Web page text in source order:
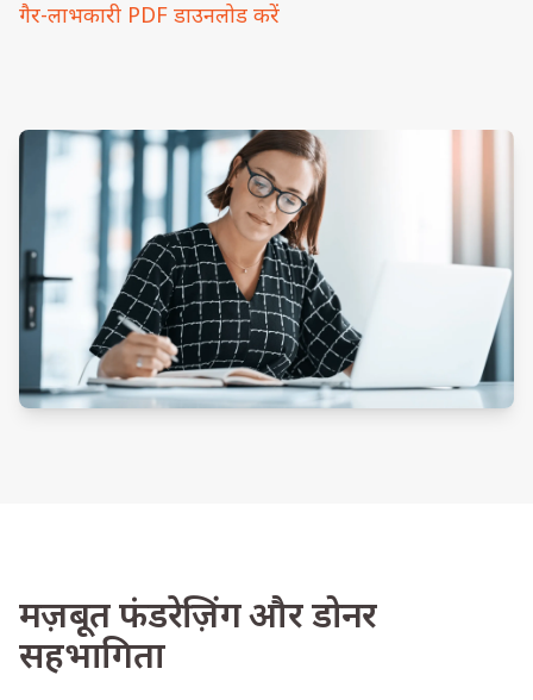
गैर-लाभकारी PDF डाउनलोड करें
मज़बूत फंडरेज़िंग और डोनर
सहभागिता